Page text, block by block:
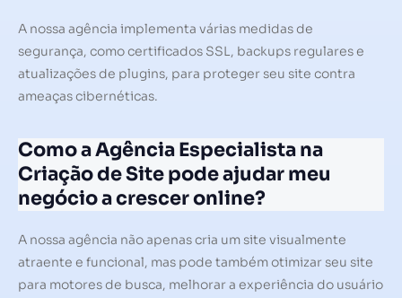
A nossa agência implementa várias medidas de
segurança, como certificados SSL, backups regulares e
atualizações de plugins, para proteger seu site contra
ameaças cibernéticas.
Como a Agência Especialista na
Criação de Site pode ajudar meu
negócio a crescer online?
A nossa agência não apenas cria um site visualmente
atraente e funcional, mas pode também otimizar seu site
para motores de busca, melhorar a experiência do usuário